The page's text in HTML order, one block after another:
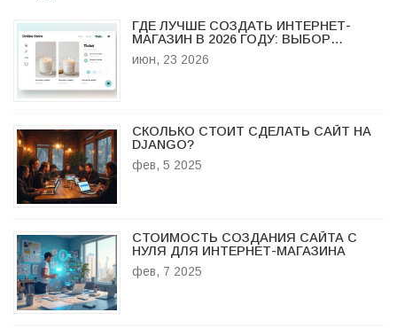
ГДЕ ЛУЧШЕ СОЗДАТЬ ИНТЕРНЕТ-
МАГАЗИН В 2026 ГОДУ: ВЫБОР
ПЛАТФОРМЫ
июн, 23 2026
СКОЛЬКО СТОИТ СДЕЛАТЬ САЙТ НА
DJANGO?
фев, 5 2025
СТОИМОСТЬ СОЗДАНИЯ САЙТА С
НУЛЯ ДЛЯ ИНТЕРНЕТ-МАГАЗИНА
фев, 7 2025